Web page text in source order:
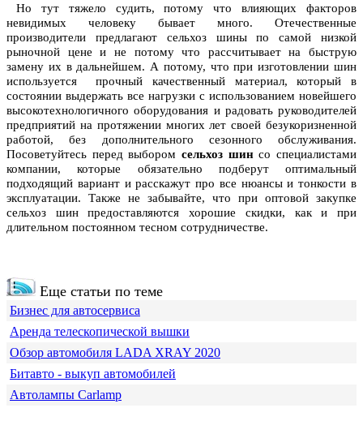
Но тут тяжело судить, потому что влияющих факторов
невидимых человеку бывает много. Отечественные
производители предлагают сельхоз шины по самой низкой
рыночной цене и не потому что рассчитывает на быструю
замену их в дальнейшем. А потому, что при изготовлении шин
используется прочный качественный материал, который в
состоянии выдержать все нагрузки с использованием новейшего
высокотехнологичного оборудования и радовать руководителей
предприятий на протяжении многих лет своей безукоризненной
работой, без дополнительного сезонного обслуживания.
Посоветуйтесь перед выбором сельхоз шинсо специалистами
компании, которые обязательно подберут оптимальный
подходящий вариант и расскажут про все нюансы и тонкости в
эксплуатации. Также не забывайте, что при оптовой закупке
сельхоз шин предоставляются хорошие скидки, как и при
длительном постоянном тесном сотрудничестве.
Еще статьи по теме
Бизнес для автосервиса
Аренда телескопической вышки
Обзор автомобиля LADA XRAY 2020
Битавто - выкуп автомобилей
Автолампы Carlamp